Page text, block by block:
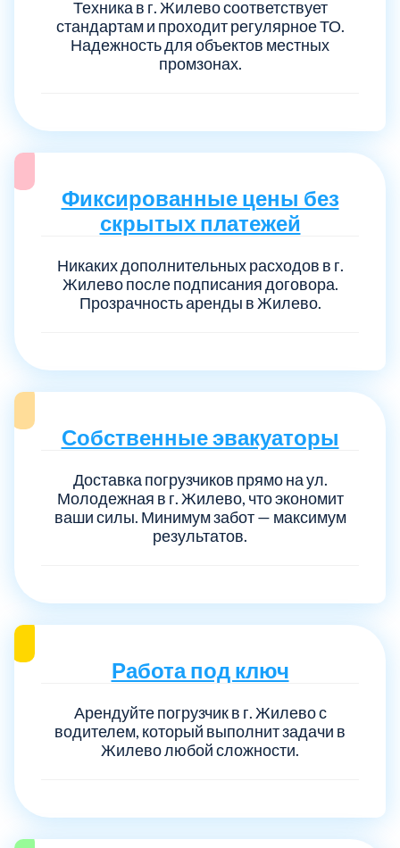
Техника в г. Жилево соответствует
стандартам и проходит регулярное ТО.
Надежность для объектов местных
промзонах.
Фиксированные цены без
скрытых платежей
Никаких дополнительных расходов в г.
Жилево после подписания договора.
Прозрачность аренды в Жилево.
Собственные эвакуаторы
Доставка погрузчиков прямо на ул.
Молодежная в г. Жилево, что экономит
ваши силы. Минимум забот — максимум
результатов.
Работа под ключ
Арендуйте погрузчик в г. Жилево с
водителем, который выполнит задачи в
Жилево любой сложности.
Выберите город: